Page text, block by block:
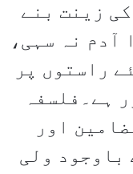
زینت بنے
آدم نہ سہی،
راستوں پر
ہے۔فلسفہ
اور
باوجود ولی